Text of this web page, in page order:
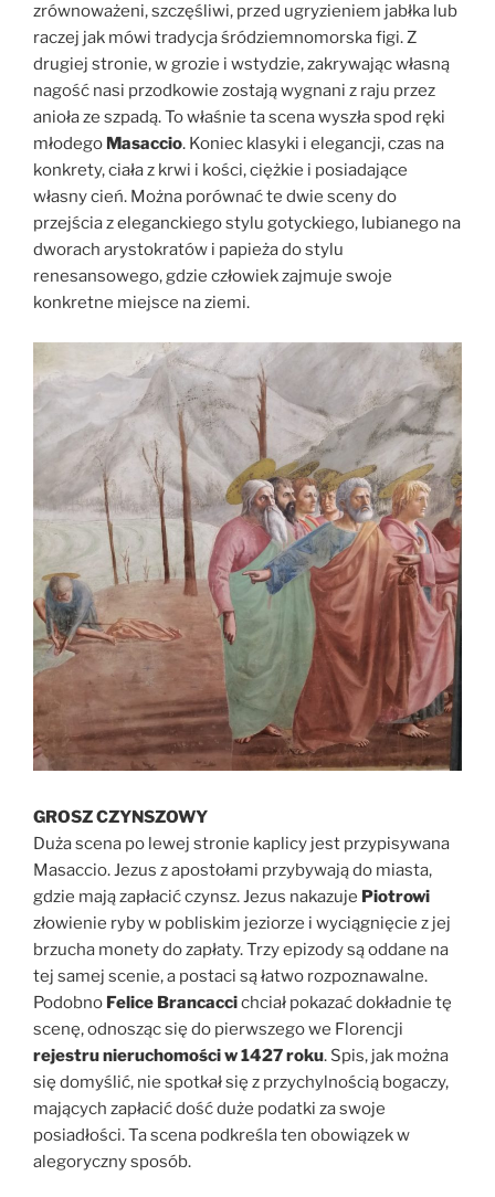
zrównoważeni, szczęśliwi, przed ugryzieniem jabłka lub
raczej jak mówi tradycja śródziemnomorska figi. Z
drugiej stronie, w grozie i wstydzie, zakrywając własną
nagość nasi przodkowie zostają wygnani z raju przez
anioła ze szpadą. To właśnie ta scena wyszła spod ręki
młodego Masaccio. Koniec klasyki i elegancji, czas na
konkrety, ciała z krwi i kości, ciężkie i posiadające
własny cień. Można porównać te dwie sceny do
przejścia z eleganckiego stylu gotyckiego, lubianego na
dworach arystokratów i papieża do stylu
renesansowego, gdzie człowiek zajmuje swoje
konkretne miejsce na ziemi.
GROSZ CZYNSZOWY
Duża scena po lewej stronie kaplicy jest przypisywana
Masaccio. Jezus z apostołami przybywają do miasta,
gdzie mają zapłacić czynsz. Jezus nakazuje Piotrowi
złowienie ryby w pobliskim jeziorze i wyciągnięcie z jej
brzucha monety do zapłaty. Trzy epizody są oddane na
tej samej scenie, a postaci są łatwo rozpoznawalne.
Podobno Felice Brancaccichciał pokazać dokładnie tę
scenę, odnosząc się do pierwszego we Florencji
rejestru nieruchomości w 1427 roku. Spis, jak można
się domyślić, nie spotkał się z przychylnością bogaczy,
mających zapłacić dość duże podatki za swoje
posiadłości. Ta scena podkreśla ten obowiązek w
alegoryczny sposób.